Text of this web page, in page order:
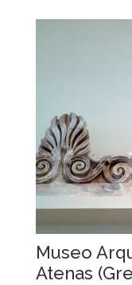
Museo
Atenas